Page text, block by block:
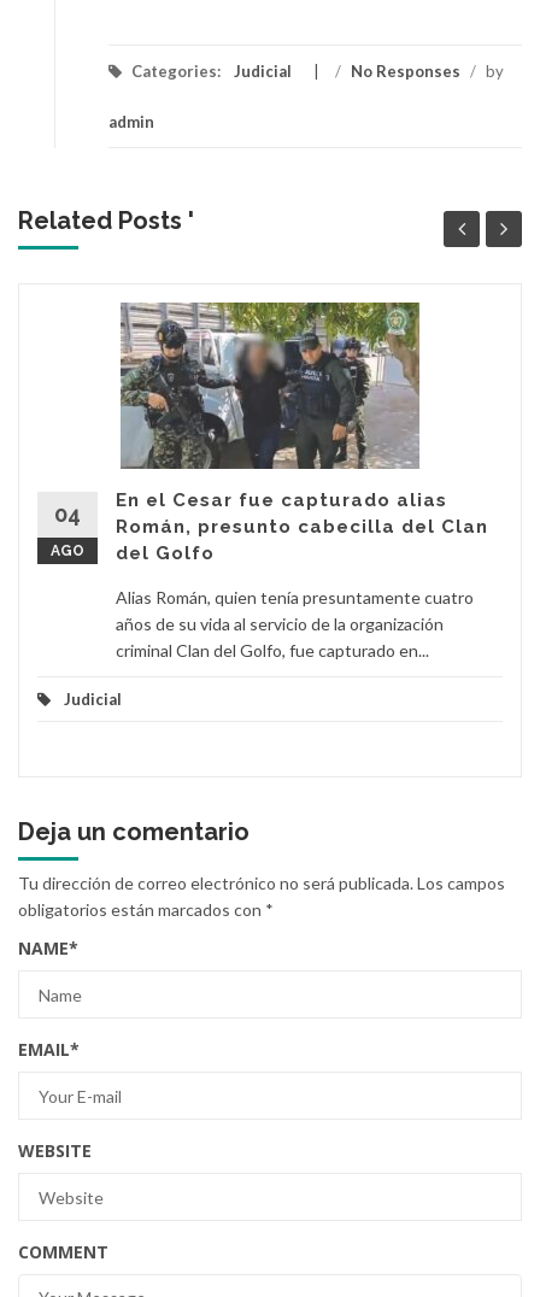
Categories: Judicial / No Responses / by
admin
Related Posts '
04
AGO
En el Cesar fue capturado alias
Román, presunto cabecilla del Clan
del Golfo
Alias Román, quien tenía presuntamente cuatro
años de su vida al servicio de la organización
criminal Clan del Golfo, fue capturado en...
Judicial
Deja un comentario
Tu dirección de correo electrónico no será publicada.Los campos
obligatorios están marcados con *
NAME*
EMAIL*
WEBSITE
COMMENT